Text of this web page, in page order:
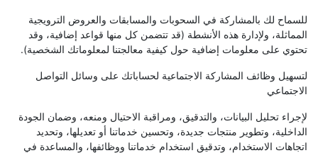
للسماح لك بالمشاركة في السحوبات والمسابقات والعروض الترويجية
المماثلة، ولإدارة هذه الأنشطة (قد تتضمن كل منها قواعد إضافية، وقد
تحتوي على معلومات إضافية حول كيفية معالجتنا لمعلوماتك الشخصية).
لتسهيل وظائف المشاركة الاجتماعية لحساباتك على وسائل التواصل
الاجتماعي
لإجراء تحليل البيانات، والتدقيق، ومراقبة الاحتيال ومنعه، وضمان الجودة
الداخلية، وتطوير منتجات جديدة، وتحسين خدماتنا أو تعديلها، وتحديد
اتجاهات الاستخدام، وتدقيق استخدام خدماتنا ووظائفها، والمساعدة في